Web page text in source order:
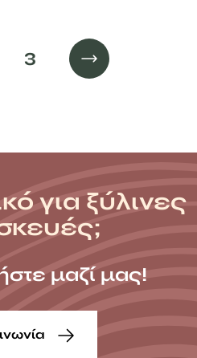
3
για ξύλινες
μαζί μας!